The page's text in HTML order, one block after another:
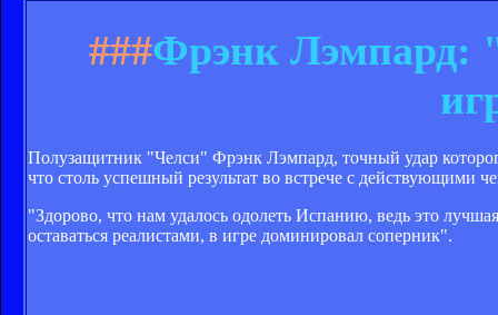
###Фрэнк Лэмпард:
Полузащитник "Челси" Фрэнк Лэмпард, точный удар
что столь успешный результат во встрече с действующими
"Здорово, что нам удалось одолеть Испанию, ведь это
оставаться реалистами, в игре доминировал соперник".